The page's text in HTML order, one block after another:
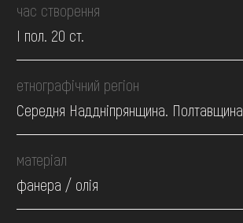
час створення
І пол. 20 ст.
етнографічний регіон
Середня Наддніпрянщина. Полтавщина
матеріал
фанера / олія